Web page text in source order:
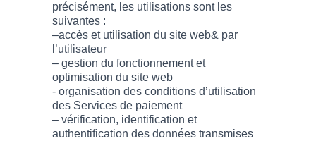
précisément, les utilisations sont les
suivantes :
–accès et utilisation du site web& par
l’utilisateur
– gestion du fonctionnement et
optimisation du site web
- organisation des conditions d’utilisation
des Services de paiement
– vérification, identification et
authentification des données transmises